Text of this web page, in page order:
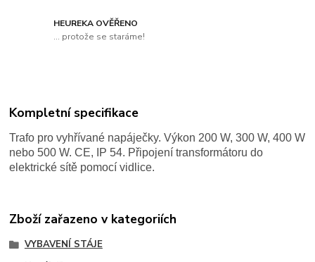
HEUREKA OVĚŘENO
... protože se staráme!
Kompletní specifikace
Trafo provyhřívané napáječky. Výkon 200 W, 300 W, 400 W
nebo 500 W. CE, IP 54. Připojení transformátoru do
elektrické sítě pomocí vidlice.
Zboží zařazeno v kategoriích
VYBAVENÍ STÁJE